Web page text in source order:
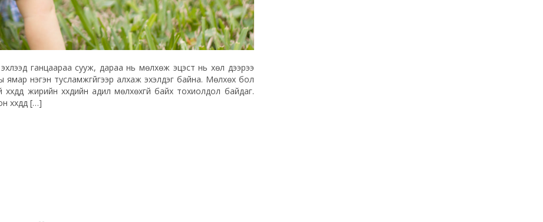
ганцаараа сууж, дараа нь мөлхөж эцэст нь хөл дээрээ
ямар нэгэн тусламжгүйгээр алхаж эхэлдэг байна. Мөлхөх бол
жирийн хүүхдийн адил мөлхөхгүй байх тохиолдол байдаг.
[…]